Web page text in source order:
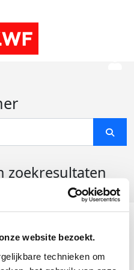
website bezoekt.
technieken om
zoekresultaten